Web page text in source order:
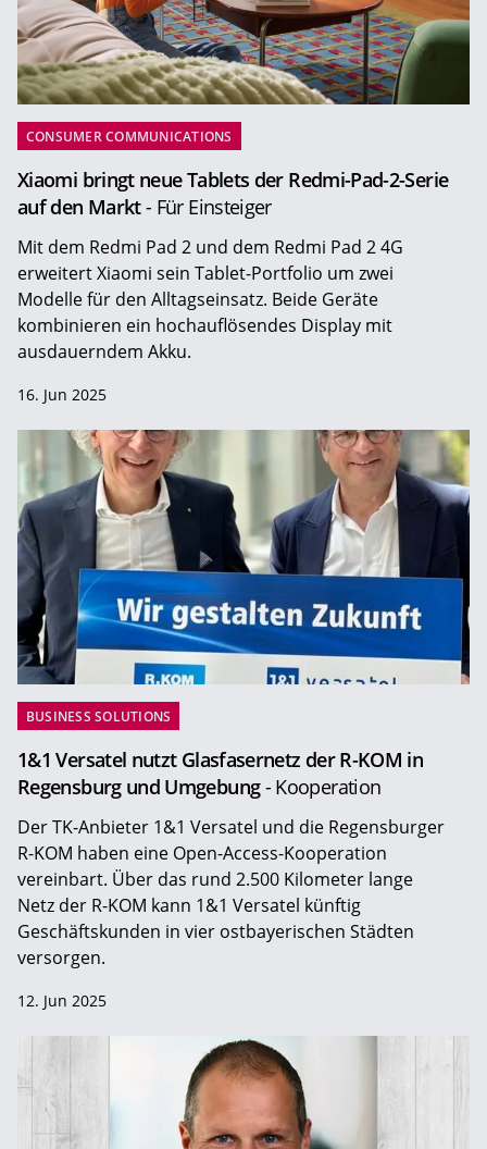
CONSUMER COMMUNICATIONS
Xiaomi bringt neue Tablets der Redmi-Pad-2-Serie
auf den Markt- Für Einsteiger
Mit dem Redmi Pad 2 und dem Redmi Pad 2 4G
erweitert Xiaomi sein Tablet-Portfolio um zwei
Modelle für den Alltagseinsatz. Beide Geräte
kombinieren ein hochauflösendes Display mit
ausdauerndem Akku.
16. Jun 2025
BUSINESS SOLUTIONS
1&1 Versatel nutzt Glasfasernetz der R-KOM in
Regensburg und Umgebung- Kooperation
Der TK-Anbieter 1&1 Versatel und die Regensburger
R-KOM haben eine Open-Access-Kooperation
vereinbart. Über das rund 2.500 Kilometer lange
Netz der R-KOM kann 1&1 Versatel künftig
Geschäftskunden in vier ostbayerischen Städten
versorgen.
12. Jun 2025